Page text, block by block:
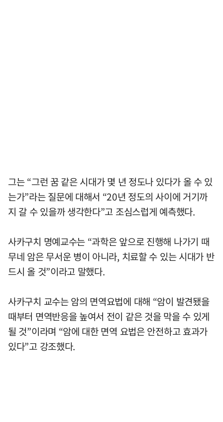
그는 “그런 꿈 같은 시대가 몇 년 정도나 있다가 올 수 있
는가”라는 질문에 대해서 “20년 정도의 사이에 거기까
지 갈 수 있을까 생각한다”고 조심스럽게 예측했다.
사카구치 명예교수는 “과학은 앞으로 진행해 나가기 때
무네 암은 무서운 병이 아니라, 치료할 수 있는 시대가 반
드시 올 것”이라고 말했다.
사카구치 교수는 암의 면역요법에 대해 “암이 발견됐을
때부터 면역반응을 높여서 전이 같은 것을 막을 수 있게
될 것”이라며 “암에 대한 면역 요법은 안전하고 효과가
있다”고 강조했다.